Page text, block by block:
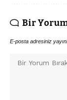
Bir
E-posta adresiniz